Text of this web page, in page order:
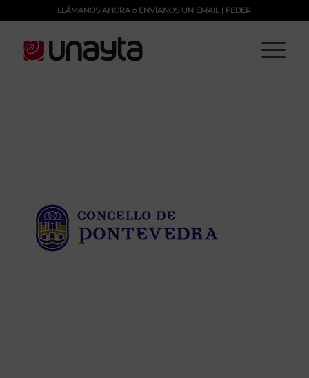
LLÁMANOS AHORA o ENVÍANOS UN EMAIL| FEDER